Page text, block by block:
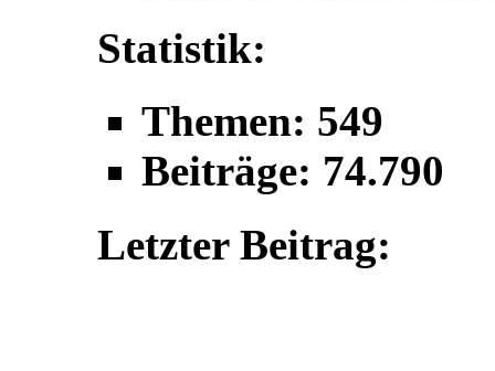
Statistik:
Themen: 549
Beiträge: 74.790
Letzter Beitrag: